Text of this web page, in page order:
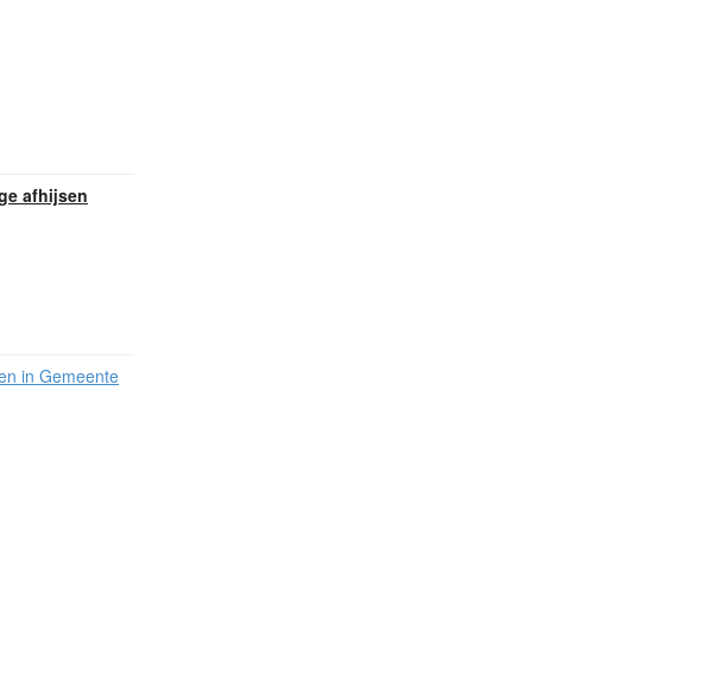
afhijsen
in Gemeente